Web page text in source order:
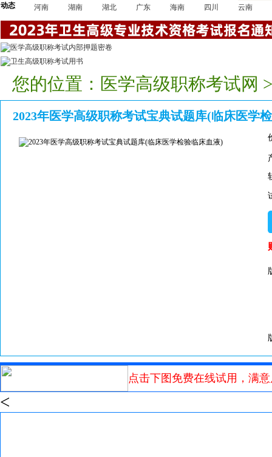
动态
河南
湖南 湖北 广东 海南 四川 云南
您的位置： 医学高级职称考试网
2023年医学高级职称考试宝典试题库(临床医学
点击下图免费在线试用，满
<